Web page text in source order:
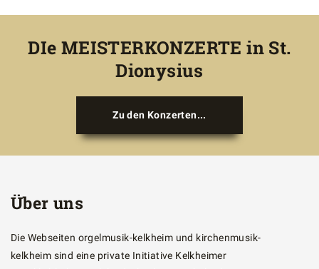
DIe MEISTERKONZERTE in St.
Dionysius
Zu den Konzerten...
Über uns
Die Webseiten orgelmusik-kelkheim und kirchenmusik-
kelkheim sind eine private Initiative Kelkheimer